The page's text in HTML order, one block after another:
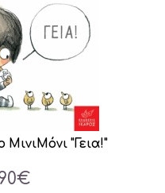
ΜινιΜόνι "Γεια!"